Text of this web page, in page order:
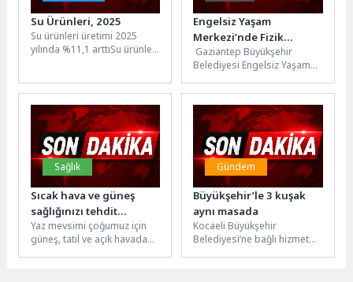
Su Ürünleri, 2025
Su ürünleri üretimi 2025
yılında %11,1 arttıSu ürünleri
Engelsiz Yaşam
Merkezi’nde Fizik
Tedaviye Sanal
Gerçeklik Desteği
Gaziantep Büyükşehir
Belediyesi Engelsiz Yaşam
rehabilitasyon sürecine
entegre edilen sanal
gerçeklik...
Sağlık
Sıcak hava ve güneş
sağlığınızı tehdit
etmesin!
Yaz mevsimi çoğumuz için
güneş, tatil ve açık havada
Gündem
Büyükşehir’le 3 kuşak
aynı masada
Kocaeli Büyükşehir
Belediyesi’ne bağlı hizmet